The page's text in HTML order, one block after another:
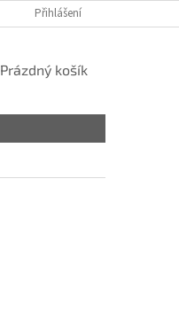
Přihlášení
NÁKUPNÍ
Prázdný košík